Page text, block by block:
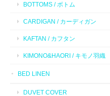
BOTTOMS / ボトム
CARDIGAN / カーディガン
KAFTAN / カフタン
KIMONO&HAORI / キモノ羽織
BED LINEN
DUVET COVER